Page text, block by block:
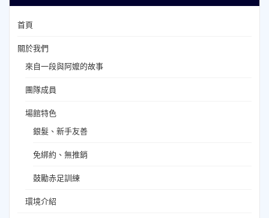
首頁
關於我們
來自一段與阿嬤的故事
團隊成員
場館特色
銀髮、新手友善
免綁約、無推銷
鼓勵赤足訓練
環境介紹